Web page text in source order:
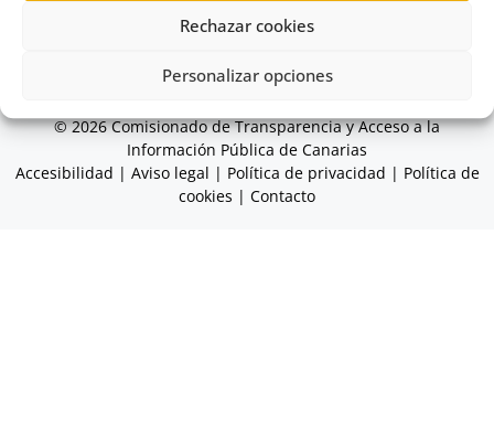
Rechazar cookies
Personalizar opciones
en materia económico-financiera
© 2026 Comisionado de Transparencia y Acceso a la
Información Pública de Canarias
Accesibilidad | Aviso legal | Política de privacidad | Política de
cookies | Contacto